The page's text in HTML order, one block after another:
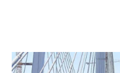
محور روض الفرج